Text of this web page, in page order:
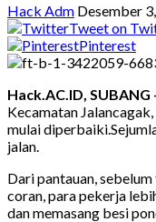
Hack Adm Desember
Tweet on
Pinterest
Hack.AC.ID, SUBANG
Kecamatan
mulai
jalan.
Dari pantauan,
coran, para pekerja
dan memasang besi